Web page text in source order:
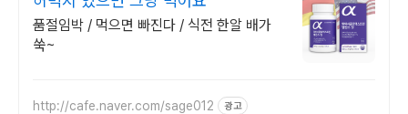
품절임박 / 먹으면 빠진다 / 식전 한알 배가
쑥~
http://cafe.naver.com/sage012 광고